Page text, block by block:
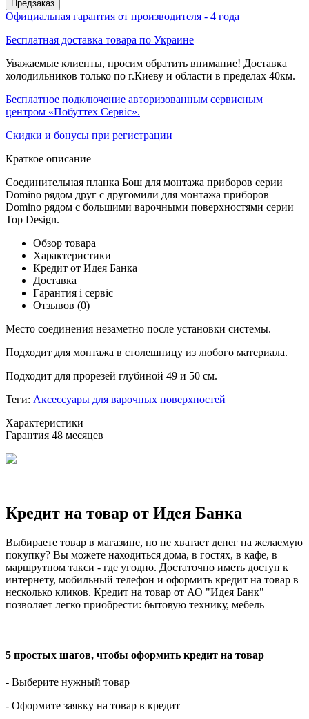
Предзаказ
Официальная гарантия от производителя - 4 года
Бесплатная доставка товара по Украине
Уважаемые клиенты, просим обратить внимание! Доставка
холодильников только по г.Киеву и области в пределах 40км.
Бесплатное подключение авторизованным сервисным
центром «Побуттех Сервіс».
Скидки и бонусы при регистрации
Краткое описание
Соединительная планка Бош для монтажа приборов серии
Domino рядом друг с другомили для монтажа приборов
Domino рядом c большими варочными поверхностями серии
Top Design.
Обзор товара
Характеристики
Кредит от Идея Банка
Доставка
Гарантия і сервіс
Отзывов (0)
Место соединения незаметно после установки системы.
Подходит для монтажа в столешницу из любого материала.
Подходит для прорезей глубиной 49 и 50 см.
Теги: Аксессуары для варочных поверхностей
Xарактеристики
Гарантия 48 месяцев
Кредит на товар от Идея Банка
Выбираете товар в магазине, но не хватает денег на желаемую
покупку? Вы можете находиться дома, в гостях, в кафе, в
маршрутном такси - где угодно. Достаточно иметь доступ к
интернету, мобильный телефон и оформить кредит на товар в
несколько кликов. Кредит на товар от АО "Идея Банк"
позволяет легко приобрести: бытовую технику, мебель
5 простых шагов, чтобы оформить кредит на товар
- Выберите нужный товар
- Оформите заявку на товар в кредит